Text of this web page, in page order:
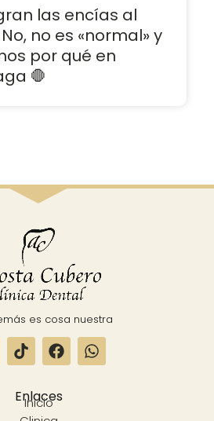
las encías al
no es «normal» y
por qué en
🛑
es cosa nuestra
Enlaces
Inicio